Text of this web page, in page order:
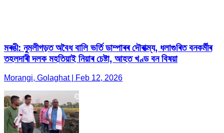
মৰঙী: নুমলীগড়ত অবৈধ বালি ভৰ্তি ডাম্পাৰৰ দৌৰাত্ম্য, ধলাগুৰিত বনকৰ্মীৰ
তহলদাৰী দলক মহতিয়াই নিয়াৰ চেষ্টা, আহত খণ্ড বন বিষয়া
Morangi, Golaghat | Feb 12, 2026